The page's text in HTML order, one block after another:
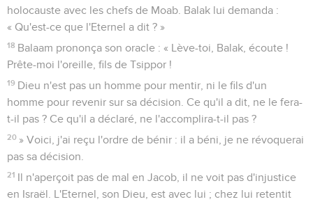
holocauste avec les chefs de Moab. Balak lui demanda :
« Qu'est-ce que l'Eternel a dit ? »
18 Balaam prononça son oracle : « Lève-toi, Balak, écoute !
Prête-moi l'oreille, fils de Tsippor !
19 Dieu n'est pas un homme pour mentir, ni le fils d'un
homme pour revenir sur sa décision. Ce qu'il a dit, ne le fera-
t-il pas ? Ce qu'il a déclaré, ne l'accomplira-t-il pas ?
20 » Voici, j'ai reçu l'ordre de bénir : il a béni, je ne révoquerai
pas sa décision.
21 Il n'aperçoit pas de mal en Jacob, il ne voit pas d'injustice
en Israël. L'Eternel, son Dieu, est avec lui ; chez lui retentit